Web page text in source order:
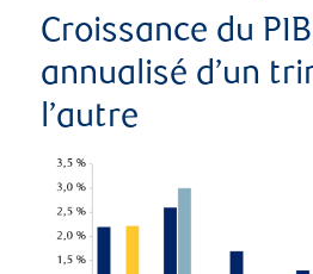
Croissance du
annualisé d’un
l’autre